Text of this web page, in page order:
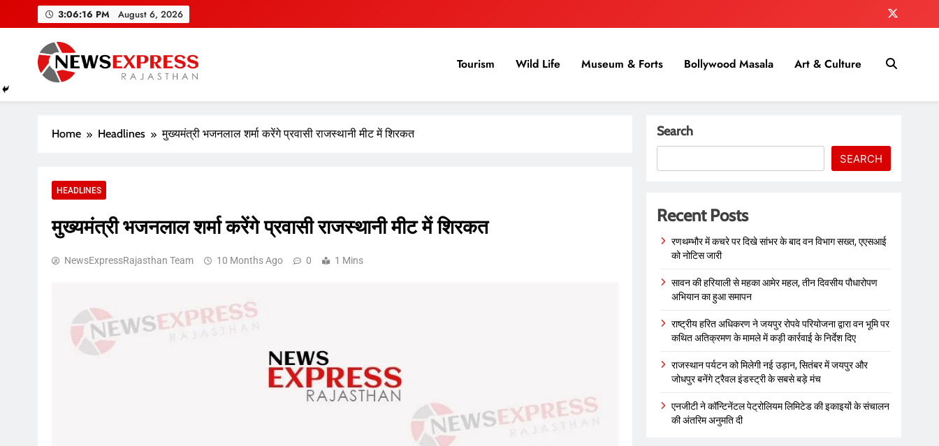
3:06:17 PM August 6, 2026
Tourism Wild Life Museum & Forts Bollywood Masala Art & Culture
Home Headlines मुख्यमंत्री भजनलाल शर्मा करेंगे प्रवासी राजस्थानी मीट में शिरकत
HEADLINES
मुख्यमंत्री भजनलाल शर्मा करेंगे प्रवासी राजस्थानी मीट में शिरकत
NewsExpressRajasthan Team 10 Months Ago 0 1 Mins
Search
SEARCH
Recent Posts
रणथम्भौर में कचरे पर दिखे सांभर के बाद वन विभाग सख्त, एएसआई
को नोटिस जारी
सावन की हरियाली से महका आमेर महल, तीन दिवसीय पौधारोपण
अभियान का हुआ समापन
राष्ट्रीय हरित अधिकरण ने जयपुर रोपवे परियोजना द्वारा वन भूमि पर
कथित अतिक्रमण के मामले में कड़ी कार्रवाई के निर्देश दिए
राजस्थान पर्यटन को मिलेगी नई उड़ान, सितंबर में जयपुर और
जोधपुर बनेंगे ट्रैवल इंडस्ट्री के सबसे बड़े मंच
एनजीटी ने कॉन्टिनेंटल पेट्रोलियम लिमिटेड की इकाइयों के संचालन
की अंतरिम अनुमति दी